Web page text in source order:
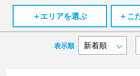
＋エリアを選ぶ
＋こ
表示順